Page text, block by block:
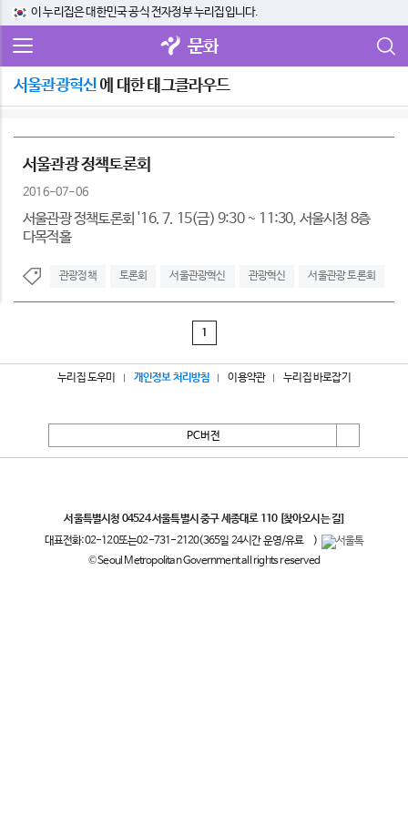
이 누리집은 대한민국 공식 전자정부 누리집입니다.
문화
서울관광혁신 에 대한 태그클라우드
서울관광 정책토론회
2016-07-06
서울관광 정책토론회 '16. 7. 15(금) 9:30 ~ 11:30, 서울시청 8층
다목적홀
관광정책 토론회 서울관광혁신 관광혁신 서울관광 토론회
1
누리집 도우미 개인정보 처리방침 이용약관 누리집 바로잡기
PC버전
서울특별시청 04524 서울특별시 중구 세종대로 110 [찾아오시는 길]
대표전화:02-120또는02-731-2120(365일 24시간 운영/유료
)
© Seoul Metropolitan Government all rights reserved